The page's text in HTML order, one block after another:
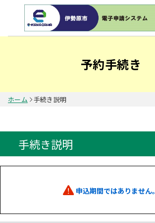
予約手続き
ホーム 手続き説明
手続き説明
申込期間ではありません。